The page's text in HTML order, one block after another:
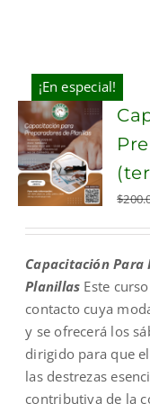
¡En especial!
ADD TO
CART
$
Capacitación Para
Planillas Este
contacto cuya
y se ofrecerá los
dirigido para que
las destrezas
contributiva de la